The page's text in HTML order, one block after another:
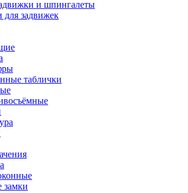
и шпингалеты
задвижек
таблички
замки